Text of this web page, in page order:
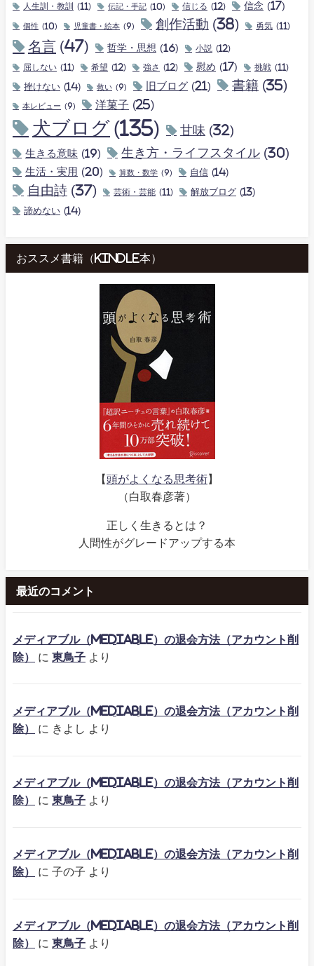
人生訓・教訓 (11) 伝記・手記 (10) 信じる (12) 信念 (17)
個性 (10) 児童書・絵本 (9) 創作活動 (38) 勇気 (11)
名言 (47) 哲学・思想 (16) 小説 (12)
屈しない (11) 希望 (12) 強さ (12) 慰め (17) 挑戦 (11)
挫けない (14) 救い (9) 旧ブログ (21) 書籍 (35)
本レビュー (9) 洋菓子 (25)
犬ブログ (135) 甘味 (32)
生きる意味 (19) 生き方・ライフスタイル (30)
生活・実用 (20) 算数・数学 (9) 自信 (14)
自由詩 (37) 芸術・芸能 (11) 解放ブログ (13)
諦めない (14)
おススメ書籍（kindle本）
【頭がよくなる思考術】
（白取春彦著）
正しく生きるとは？
人間性がグレードアップする本
最近のコメント
メディアブル（mediable）の退会方法（アカウント削
除）
に 東鳥子 より
メディアブル（mediable）の退会方法（アカウント削
除）
に きよし より
メディアブル（mediable）の退会方法（アカウント削
除）
に 東鳥子 より
メディアブル（mediable）の退会方法（アカウント削
除）
に 子の子 より
メディアブル（mediable）の退会方法（アカウント削
除）
に 東鳥子 より